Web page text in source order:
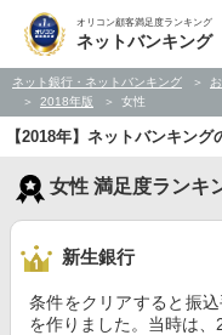
オリコン顧客満足度ランキング
ネットバンキング
ネット銀行・ネットバンキング
2018年版
女性
【2018年】ネットバンキン
女性 満足度ランキ
新生銀行
条件をクリアすると振
を作りました。当時は